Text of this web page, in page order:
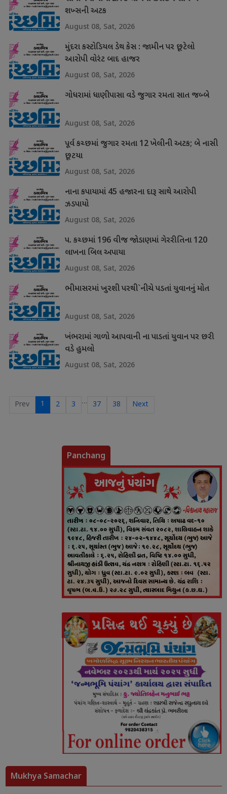
શખ્સની અટક
August 08, Sat, 2026
મુંદરા કસ્ટોડિયલ ડેથ કેસ : જામીન પર છૂટેલો
આરોપી વોરંટ બાદ હાજર
August 08, Sat, 2026
ગોધરામાં ધાણીપાસા વડે જુગાર રમતા સાત જબ્બે
August 08, Sat, 2026
પૂર્વ કચ્છમાં જુગાર રમતા 12 ખેલીની અટક; બે નાસી
છૂટયા
August 08, Sat, 2026
નાના કપાયામાં 45 હજારના દારૂ સાથે આરોપી
ઝડપાયો
August 08, Sat, 2026
પ. કચ્છમાં 196 વીજ જોડાણમાં ગેરરીતિના 120
લાખના બિલ અપાયા
August 08, Sat, 2026
ભીમાસરમાં ખુરશી પરથી`નીચે પડતાં યુવાનનું મોત
August 08, Sat, 2026
ખંભરામાં ગાળો આપવાની ના પાડતાં યુવાન પર છરી
વડે હુમલો
August 08, Sat, 2026
Prev 1 2 3 … 37 38 Next
Panchang
Mukhya Samachar